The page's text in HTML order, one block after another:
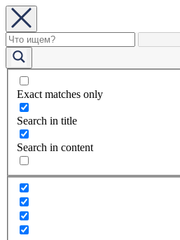
Exact matches only
Search in title
Search in content